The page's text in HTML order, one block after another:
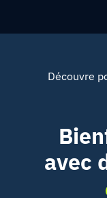
Découvre
avec